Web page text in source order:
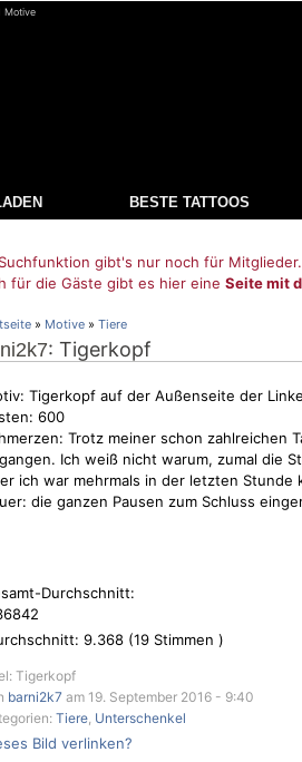
Motive
BESTE TATTOOS
gibt's nur noch für Mitglieder.
für die Gäste gibt es hier eine Seite mit
» Motive » Tiere
: Tigerkopf
Tigerkopf auf der Außenseite der
600
Trotz meiner schon zahlreichen
Ich weiß nicht warum, zumal die
ich war mehrmals in der letzten Stunde
die ganzen Pausen zum Schluss
Durchschnitt:
9.368 (19 Stimmen )
Tigerkopf
barni2k7 am 19. September 2016 - 9:40
Tiere, Unterschenkel
Bild verlinken?